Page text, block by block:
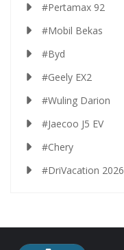
#Pertamax 92
#Mobil Bekas
#Byd
#Geely EX2
#Wuling Darion
#Jaecoo J5 EV
#Chery
#DriVacation 2026